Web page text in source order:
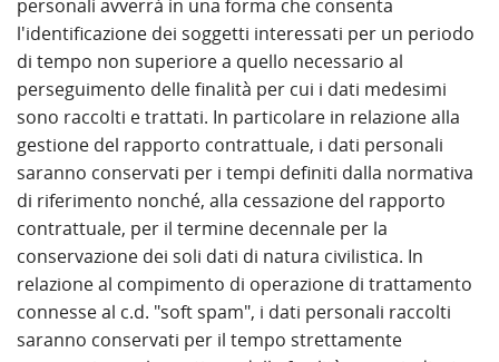
personali avverrà in una forma che consenta
l'identificazione dei soggetti interessati per un periodo
di tempo non superiore a quello necessario al
perseguimento delle finalità per cui i dati medesimi
sono raccolti e trattati. In particolare in relazione alla
gestione del rapporto contrattuale, i dati personali
saranno conservati per i tempi definiti dalla normativa
di riferimento nonché, alla cessazione del rapporto
contrattuale, per il termine decennale per la
conservazione dei soli dati di natura civilistica. In
relazione al compimento di operazione di trattamento
connesse al c.d. "soft spam", i dati personali raccolti
saranno conservati per il tempo strettamente